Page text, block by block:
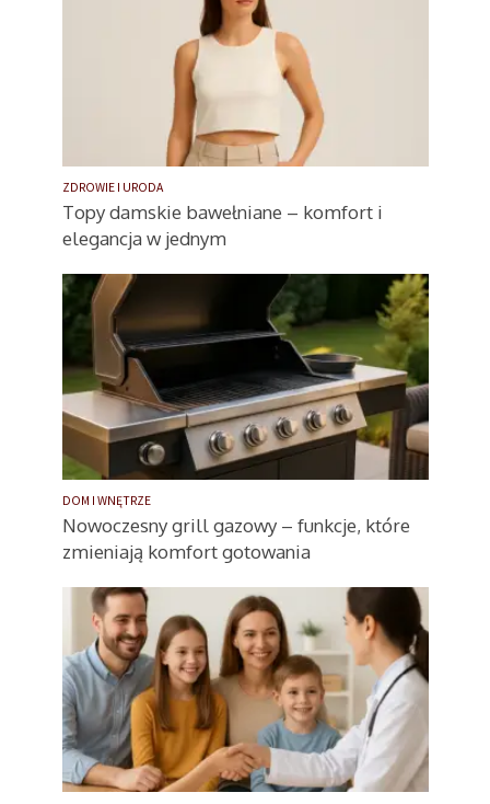
ZDROWIE I URODA
Topy damskie bawełniane – komfort i
elegancja w jednym
DOM I WNĘTRZE
Nowoczesny grill gazowy – funkcje, które
zmieniają komfort gotowania